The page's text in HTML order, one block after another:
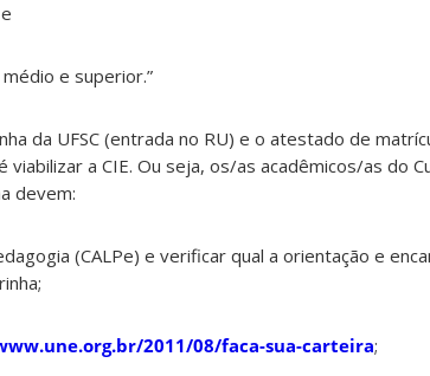
e superior.”
da UFSC (entrada no RU) e o atestado de
a CIE. Ou seja, os/as acadêmicos/as do
devem:
(CALPe) e verificar qual a orientação e
2011/08/faca-sua-carteira;